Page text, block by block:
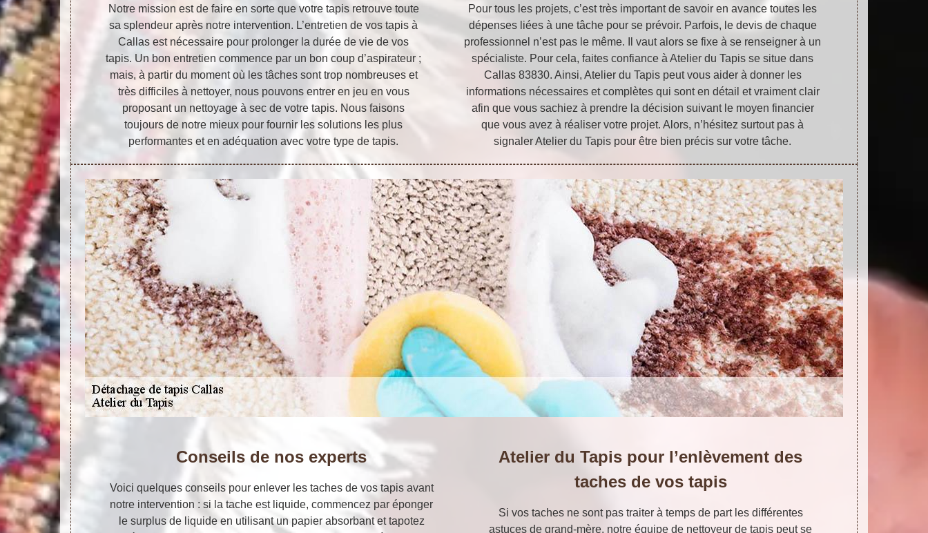
Notre mission est de faire en sorte que votre tapis retrouve toute
sa splendeur après notre intervention. L’entretien de vos tapis à
Callas est nécessaire pour prolonger la durée de vie de vos
tapis. Un bon entretien commence par un bon coup d’aspirateur ;
mais, à partir du moment où les tâches sont trop nombreuses et
très difficiles à nettoyer, nous pouvons entrer en jeu en vous
proposant un nettoyage à sec de votre tapis. Nous faisons
toujours de notre mieux pour fournir les solutions les plus
performantes et en adéquation avec votre type de tapis.
Pour tous les projets, c’est très important de savoir en avance toutes les
dépenses liées à une tâche pour se prévoir. Parfois, le devis de chaque
professionnel n’est pas le même. Il vaut alors se fixe à se renseigner à un
spécialiste. Pour cela, faites confiance à Atelier du Tapis se situe dans
Callas 83830. Ainsi, Atelier du Tapis peut vous aider à donner les
informations nécessaires et complètes qui sont en détail et vraiment clair
afin que vous sachiez à prendre la décision suivant le moyen financier
que vous avez à réaliser votre projet. Alors, n’hésitez surtout pas à
signaler Atelier du Tapis pour être bien précis sur votre tâche.
Conseils de nos experts
Voici quelques conseils pour enlever les taches de vos tapis avant
notre intervention : si la tache est liquide, commencez par éponger
le surplus de liquide en utilisant un papier absorbant et tapotez
Atelier du Tapis pour l’enlèvement des
taches de vos tapis
Si vos taches ne sont pas traiter à temps de part les différentes
astuces de grand-mère, notre équipe de nettoyeur de tapis peut se